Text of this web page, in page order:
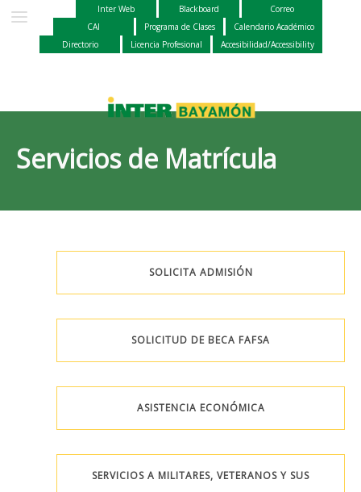
Inter Web Blackboard
Correo
CAI
Programa de Clases
Calendario Académico
Directorio
Licencia Profesional Accesibilidad/Accessibility
Servicios de Matrícula
SOLICITA ADMISIÓN
SOLICITUD DE BECA FAFSA
ASISTENCIA ECONÓMICA
SERVICIOS A MILITARES, VETERANOS Y SUS